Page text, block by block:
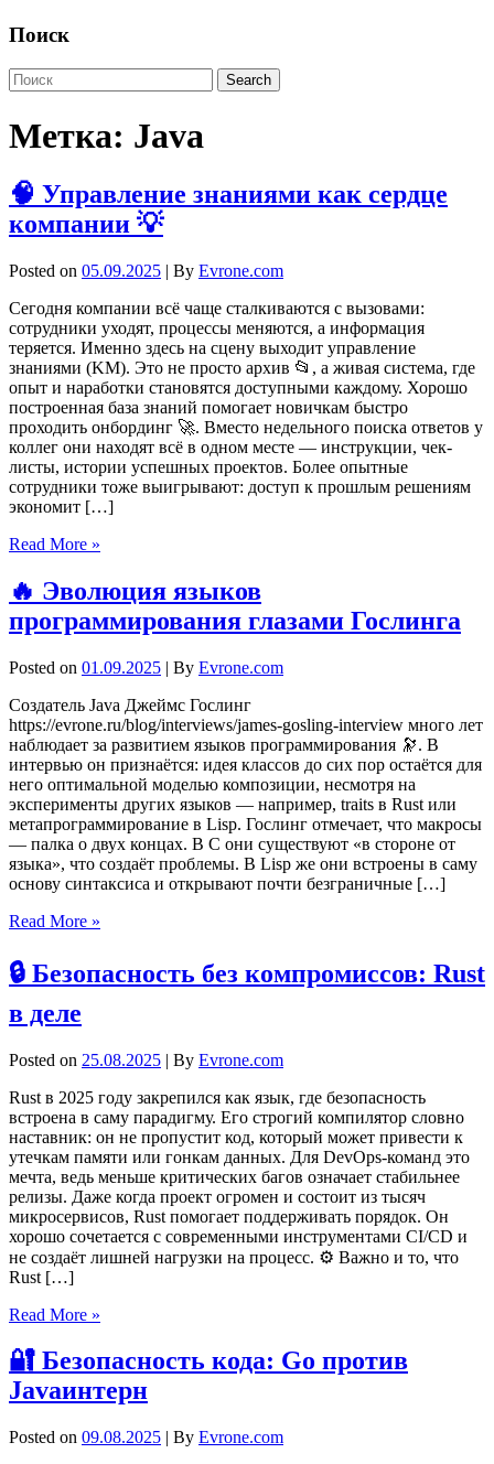
Поиск
Метка: Java
🧠 Управление знаниями как сердце
компании 💡
Posted on 05.09.2025 | By Evrone.com
Сегодня компании всё чаще сталкиваются с вызовами:
сотрудники уходят, процессы меняются, а информация
теряется. Именно здесь на сцену выходит управление
знаниями (KM). Это не просто архив 📂, а живая система, где
опыт и наработки становятся доступными каждому. Хорошо
построенная база знаний помогает новичкам быстро
проходить онбординг 🚀. Вместо недельного поиска ответов у
коллег они находят всё в одном месте — инструкции, чек-
листы, истории успешных проектов. Более опытные
сотрудники тоже выигрывают: доступ к прошлым решениям
экономит […]
Read More »
🔥 Эволюция языков
программирования глазами Гослинга
Posted on 01.09.2025 | By Evrone.com
Создатель Java Джеймс Гослинг
https://evrone.ru/blog/interviews/james-gosling-interview много лет
наблюдает за развитием языков программирования 🔭. В
интервью он признаётся: идея классов до сих пор остаётся для
него оптимальной моделью композиции, несмотря на
эксперименты других языков — например, traits в Rust или
метапрограммирование в Lisp. Гослинг отмечает, что макросы
— палка о двух концах. В C они существуют «в стороне от
языка», что создаёт проблемы. В Lisp же они встроены в саму
основу синтаксиса и открывают почти безграничные […]
Read More »
🔒 Безопасность без компромиссов: Rust
в деле
Posted on 25.08.2025 | By Evrone.com
Rust в 2025 году закрепился как язык, где безопасность
встроена в саму парадигму. Его строгий компилятор словно
наставник: он не пропустит код, который может привести к
утечкам памяти или гонкам данных. Для DevOps-команд это
мечта, ведь меньше критических багов означает стабильнее
релизы. Даже когда проект огромен и состоит из тысяч
микросервисов, Rust помогает поддерживать порядок. Он
хорошо сочетается с современными инструментами CI/CD и
не создаёт лишней нагрузки на процесс. ⚙️ Важно и то, что
Rust […]
Read More »
🔐 Безопасность кода: Go против
Javaинтерн
Posted on 09.08.2025 | By Evrone.com